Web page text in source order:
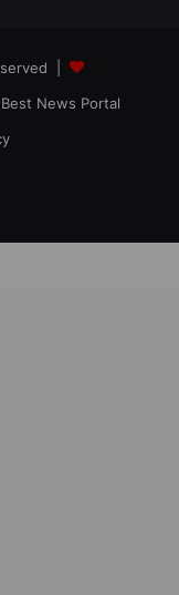
|
Best News Portal